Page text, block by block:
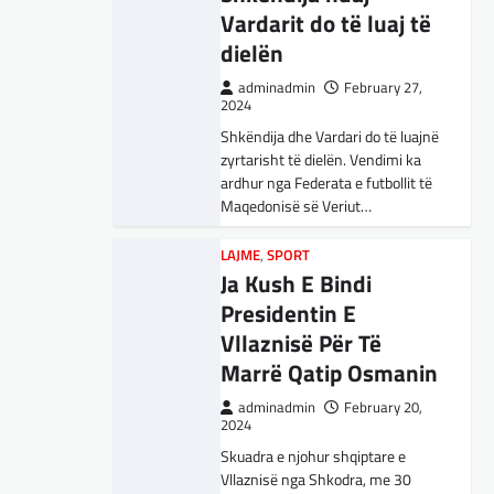
Presidenti turk, Recep Tayyip
Erdogan, ka deklaruar se siguria e
Evropës pa Turqinë është e
paimagjinueshme. “Turqia e
ndihmën për…
BOTA , KULTURË LAJME
MË TË FUNDIT, MISTER, OPINIONE
Përparimi i DeepSeek
AI është për t’u
lavdëruar
Suksesi i aplikacionit DeepSeek
është një shembull i rritjes së
kompanive kineze të inteligjencës
artificiale (AI). Përparimi i
aplikacionit kinez…
BOTA,KULTURË ,LAJME,
RAJONI,SPECIALE,TOP,
UNCATEGORIZED
Vardarit do të luaj të
dielën
adminadmin
February 27,
2024
Shkëndija dhe Vardari do të luajnë
zyrtarisht të dielën. Vendimi ka
ardhur nga Federata e futbollit të
Maqedonisë së Veriut…
LAJME,SPORT
Ja Kush E Bindi
Presidentin E
Vllaznisë Për Të
Marrë Qatip Osmanin
adminadmin
February 20,
2024
Skuadra e njohur shqiptare e
Vllaznisë nga Shkodra, me 30
VENDI
U rrit përfaqësimi i
shqiptarëve në Këshillin e
Butelit, për herë të parë 8
këshilltarë shqiptar
Rezultati i zgjedhjeve të 19 tetorit, në